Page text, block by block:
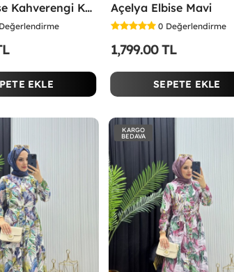
Selen Elbise Kahverengi Kahverengi
Değerlendirme
EKLE
Açelya Elbise Mavi
0 Değerlendirme
1,799.00 TL
SEPETE EKLE
KARGO
BEDAVA